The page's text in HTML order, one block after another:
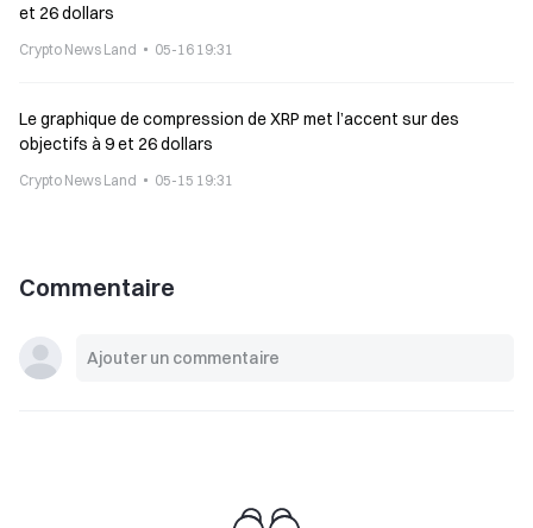
et 26 dollars
Crypto News Land 05-16 19:31
Le graphique de compression de XRP met l’accent sur des
objectifs à 9 et 26 dollars
Crypto News Land 05-15 19:31
Commentaire